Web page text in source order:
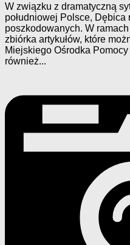
W związku z dramatyczną
południowej Polsce, Dębica
poszkodowanych. W
zbiórka artykułów, które
Miejskiego Ośrodka
również...